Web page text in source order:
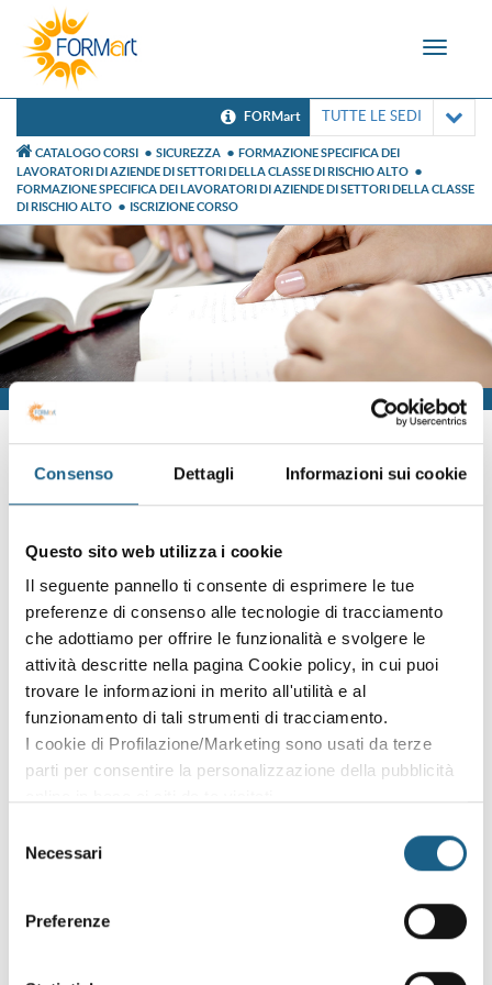
Consenso Dettagli Informazioni sui cookie
Questo sito web utilizza i cookie
Il seguente pannello ti consente di esprimere le tue
preferenze di consenso alle tecnologie di tracciamento
che adottiamo per offrire le funzionalità e svolgere le
attività descritte nella pagina Cookie policy, in cui puoi
trovare le informazioni in merito all'utilità e al
funzionamento di tali strumenti di tracciamento.
I cookie di Profilazione/Marketing sono usati da terze
parti per consentire la personalizzazione della pubblicità
qualsiasi momento. Consulta anche la nostra Privacy
delNecessari
Preferenze
Toggle
FORMart TUTTE LE SEDI
CATALOGO CORSI SICUREZZA
FORMAZIONE SPECIFICA DEI
LAVORATORI DI AZIENDE DI SETTORI DELLA CLASSE DI RISCHIO ALTO
FORMAZIONE SPECIFICA DEI LAVORATORI DI AZIENDE DI SETTORI DELLA CLASSE
DI RISCHIO ALTO
ISCRIZIONE CORSO
Iscrizione
Sei già cliente?
Accedi con le credenziali che hai già creato in fase di
AZIENDA PRIVATO
P. IVA
PASSWORD (minimo 8 caratteri)
Oppure prosegui l'iscrizione al corso come
Puoi proseguire l'iscrizione al corso senza fare login. Scegli